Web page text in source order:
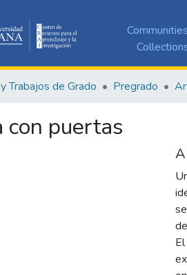
Trabajos de Grado Pregrado
con puertas